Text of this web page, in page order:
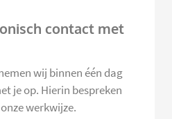
contact met
wij binnen één dag
je op. Hierin bespreken
werkwijze.